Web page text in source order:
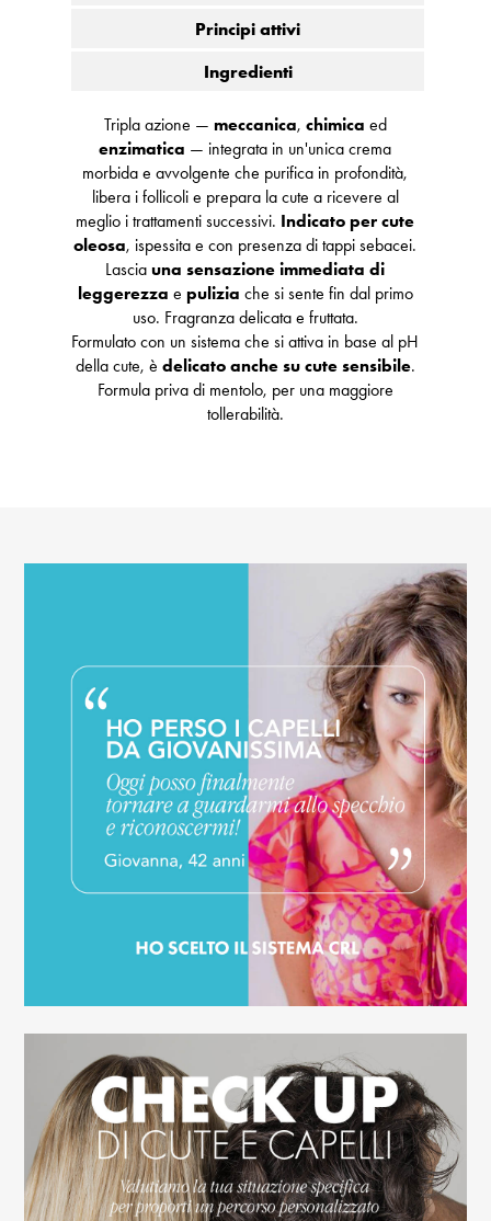
Principi attivi
Ingredienti
Tripla azione — meccanica, chimica ed
enzimatica — integrata in un'unica crema
morbida e avvolgente che purifica in profondità,
libera i follicoli e prepara la cute a ricevere al
meglio i trattamenti successivi. Indicato per cute
oleosa, ispessita e con presenza di tappi sebacei.
Lasciauna sensazione immediata di
leggerezza e pulizia che si sente fin dal primo
uso. Fragranza delicata e fruttata.
Formulato con un sistema che si attiva in base al pH
della cute, è delicato anche su cute sensibile.
Formula priva di mentolo, per una maggiore
tollerabilità.